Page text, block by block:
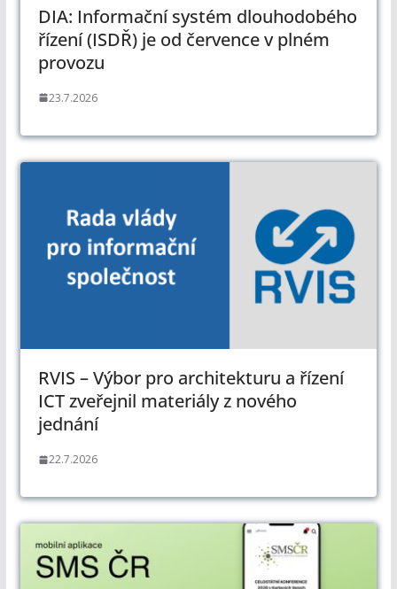
DIA: Informační systém dlouhodobého
řízení (ISDŘ) je od července v plném
provozu
23.7.2026
RVIS – Výbor pro architekturu a řízení
ICT zveřejnil materiály z nového
jednání
22.7.2026